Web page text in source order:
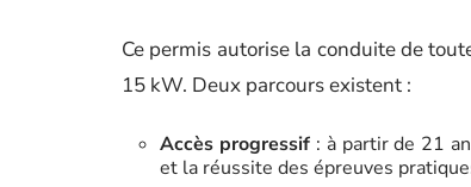
Ce permis autorise la conduite de
15 kW. Deux parcours existent :
Accès progressif: à partir de 21
et la réussite des épreuves